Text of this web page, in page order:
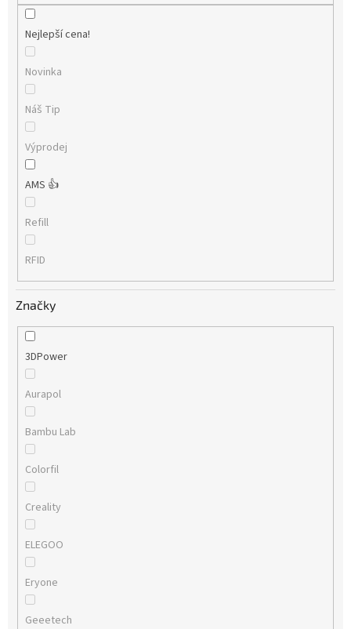
Nejlepší cena!
Novinka
Náš Tip
Výprodej
AMS 👍
Refill
RFID
Značky
3DPower
Aurapol
Bambu Lab
Colorfil
Creality
ELEGOO
Eryone
Geeetech